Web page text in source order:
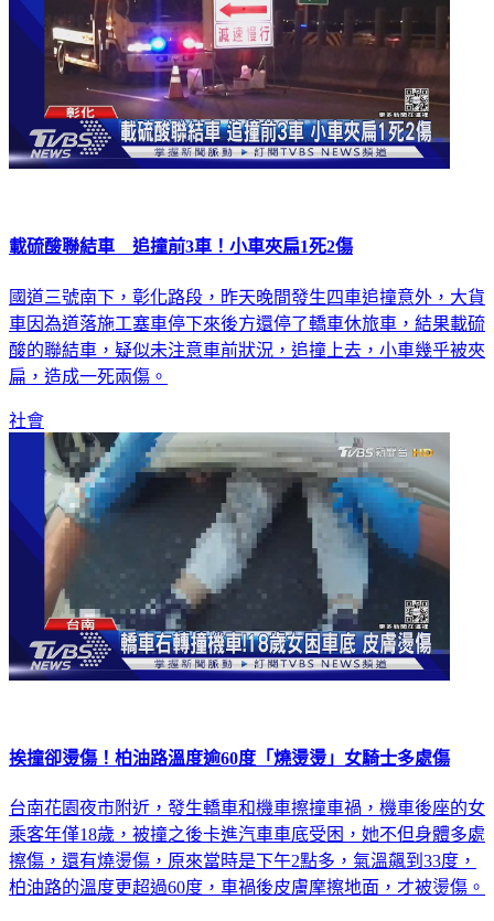
載硫酸聯結車 追撞前3車！小車夾扁1死2傷
國道三號南下，彰化路段，昨天晚間發生四車追撞意外，大貨
車因為道落施工塞車停下來後方還停了轎車休旅車，結果載硫
酸的聯結車，疑似未注意車前狀況，追撞上去，小車幾乎被夾
扁，造成一死兩傷。
社會
挨撞卻燙傷！柏油路溫度逾60度「燒燙燙」女騎士多處傷
台南花園夜市附近，發生轎車和機車擦撞車禍，機車後座的女
乘客年僅18歲，被撞之後卡進汽車車底受困，她不但身體多處
擦傷，還有燒燙傷，原來當時是下午2點多，氣溫飆到33度，
柏油路的溫度更超過60度，車禍後皮膚摩擦地面，才被燙傷。